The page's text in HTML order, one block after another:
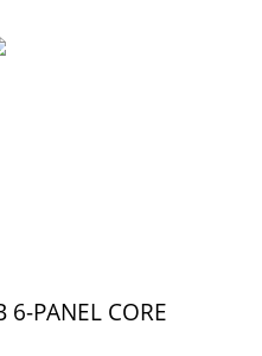
6-PANEL CORE